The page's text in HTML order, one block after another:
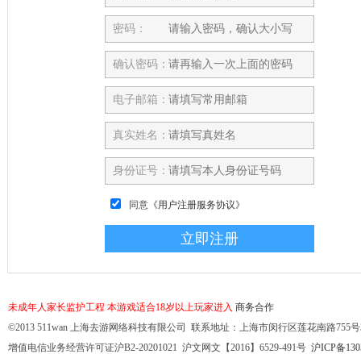
密码：
确认密码：
电子邮箱：
真实姓名：
身份证号：
同意 《用户注册服务协议》
未成年人家长监护工程 本游戏适合18岁以上玩家进入 商务合作
©2013 511wan 上海去游网络科技有限公司 联系地址：上海市闵行区莲花南路755
增值电信业务经营许可证沪B2-20201021 沪文网文【2016】6529-491号 沪ICP备